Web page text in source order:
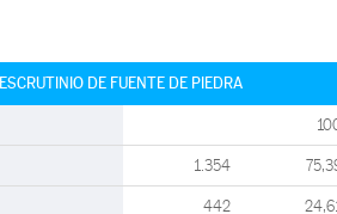
DE FUENTE DE PIEDRA
1.354
442